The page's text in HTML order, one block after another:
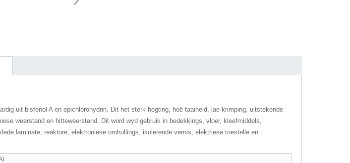
uit bisfenol A en epichlorohydrin. Dit het sterk hegting, hoë taaiheid, lae krimping, uitstekende
weerstand en hitteweerstand. Dit word wyd gebruik in bedekkings, vloer, kleefmiddels,
laminate, reaktore, elektroniese omhullings, isolerende vernis, elektriese toestelle en